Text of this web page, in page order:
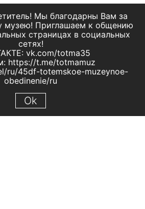
Мы благодарны Вам за
музею! Приглашаем к общению
страницах в социальных
сетях!
vk.com/totma35
https://t.me/totmamuz
ru/45df-totemskoe-muzeynoe-
obedinenie/ru
Ok